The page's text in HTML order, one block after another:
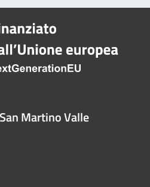
Martino Valle